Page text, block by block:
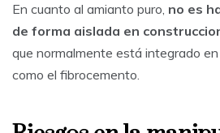
En cuanto al amianto puro, no es
de forma aislada en
que normalmente está integrado
como el fibrocemento.